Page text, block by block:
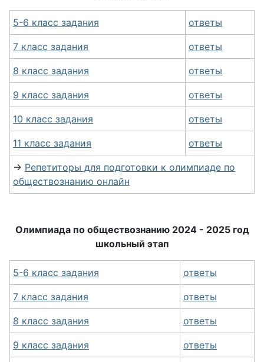
5-6 класс задания ответы
7 класс задания ответы
8 класс задания ответы
9 класс задания ответы
10 класс задания ответы
11 класс задания ответы
→ Репетиторы для подготовки к олимпиаде по
обществознанию онлайн
Олимпиада по обществознанию 2024 - 2025 год
школьный этап
5-6 класс задания ответы
7 класс задания ответы
8 класс задания ответы
9 класс задания ответы